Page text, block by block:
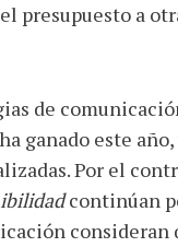
presupuesto a
de
ganado este
Por el
continúan
consideran